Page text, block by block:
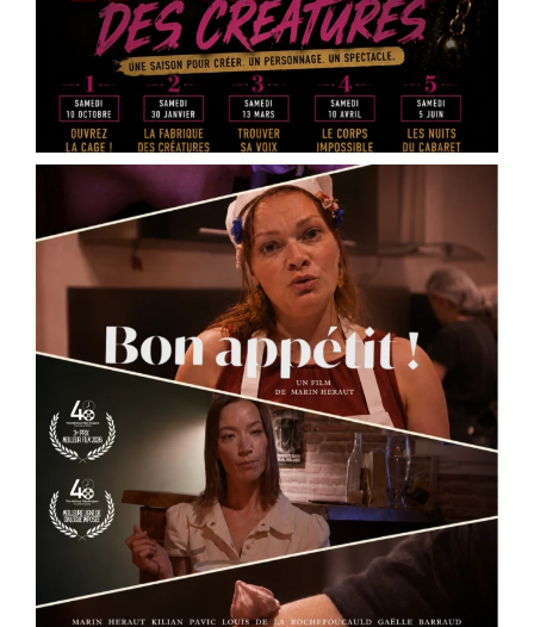
des fêtes d’Ingré, la sortie de résidence de « Des
cailloux dans le ventre », une création de Marin
Heraut .
Ce spectacle mêle théâtre documentaire, satire
médiatique et écriture contemporaine pour plo
See More
Photo
View on Facebook · Share